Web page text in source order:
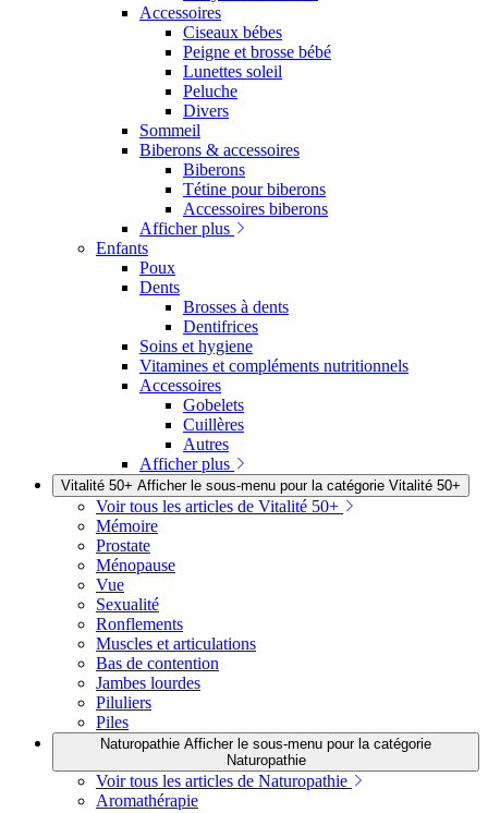
Accessoires
Ciseaux bébes
Peigne et brosse bébé
Lunettes soleil
Peluche
Divers
Sommeil
Biberons & accessoires
Biberons
Tétine pour biberons
Accessoires biberons
Afficher plus
Enfants
Poux
Dents
Brosses à dents
Dentifrices
Soins et hygiene
Vitamines et compléments nutritionnels
Accessoires
Gobelets
Cuillères
Autres
Afficher plus
Vitalité 50+ Afficher le sous-menu pour la catégorie Vitalité 50+
Voir tous les articles de Vitalité 50+
Mémoire
Prostate
Ménopause
Vue
Sexualité
Ronflements
Muscles et articulations
Bas de contention
Jambes lourdes
Piluliers
Piles
Naturopathie Afficher le sous-menu pour la catégorie
Naturopathie
Voir tous les articles de Naturopathie
Aromathérapie